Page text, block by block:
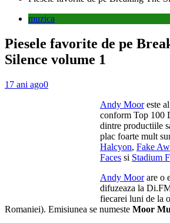
muzica
Piesele favorite de pe
Silence volume 1
17 ani ago0
Andy Mooreste
conform Top 100
dintre productiile
plac foarte mult
Halcyon, Fake
Faces si Stadium
Andy Moorare o
difuzeaza la
fiecarei luni de la
Romaniei). Emisiunea se numeste Moor